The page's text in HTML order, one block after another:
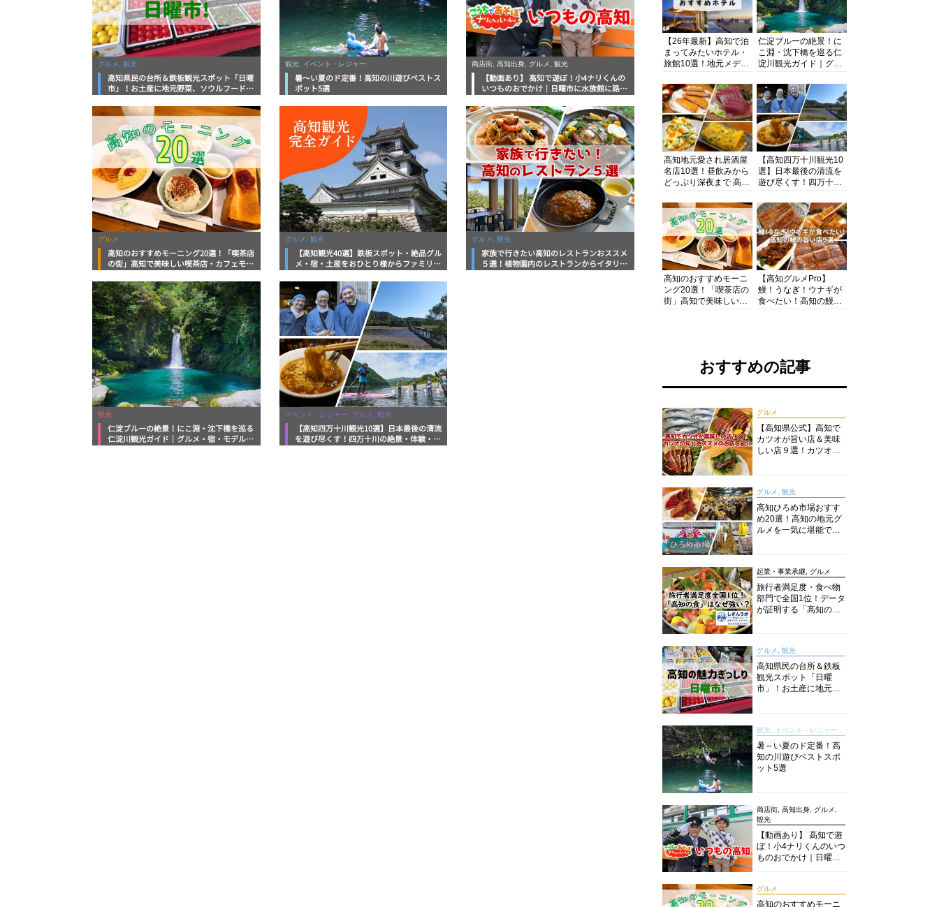
グルメ, 観光
高知県民の台所＆鉄板観光スポット「日曜
市」！お土産に地元野菜、ソウルフードま
底解説！
観光, イベント・レジャー
暑～い夏のド定番！高知の川遊びベストス
ポット5選
商店街, 高知出身, グルメ, 観光
【動画あり】 高知で遊ぼ！小4ナリくんの
いつものおでかけ｜日曜市に水族館に路面
グルメ
高知のおすすめモーニング20選！「喫茶店
の街」高知で美味しい喫茶店・カフェモー
グルメ, 観光
【高知観光40選】鉄板スポット・絶品グル
メ・宿・土産をおひとり様からファミリー
グルメ, 観光
家族で行きたい高知のレストランおススメ
５選！植物園内のレストランからイタリア
観光
仁淀ブルーの絶景！にこ淵・沈下橋を巡る
仁淀川観光ガイド｜グルメ・宿・モデルコ
イベント・レジャー, グルメ, 観光
【高知四万十川観光10選】日本最後の清流
を遊び尽くす！四万十川の絶景・体験・グ
【26年最新】高知で泊
まってみたいホテル・
旅館10選！地元メディ
厳選
仁淀ブルーの絶景！に
こ淵・沈下橋を巡る仁
淀川観光ガイド｜グル
まで完全網羅！
高知地元愛され居酒屋
名店10選！昼飲みから
どっぷり深夜まで 高知
知グルメPro】
【高知四万十川観光10
選】日本最後の清流を
遊び尽くす！四万十川
を網羅したおすすめガ
イド
高知のおすすめモーニ
ング20選！「喫茶店の
街」高知で美味しい喫
【高知グルメPro】
鰻！うなぎ！ウナギが
食べたい！高知の鰻の
おすすめの記事
グルメ
【高知県公式】高知で
カツオが旨い店＆美味
しい店９選！カツオの
グルメ, 観光
高知ひろめ市場おすす
め20選！高知の地元グ
ルメを一気に堪能でき
起業・事業承継, グルメ
旅行者満足度・食べ物
部門で全国1位！データ
が証明する「高知の
グルメ, 観光
高知県民の台所＆鉄板
観光スポット「日曜
市」！お土産に地元野
説！
観光, イベント・レジャー
暑～い夏のド定番！高
知の川遊びベストスポ
ット5選
商店街, 高知出身, グルメ,
観光
【動画あり】 高知で遊
ぼ！小4ナリくんのいつ
ものおでかけ｜日曜市
グルメ
高知のおすすめモーニ